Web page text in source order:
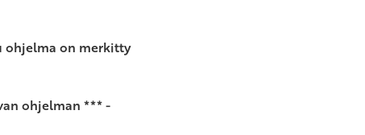
ohjelma on merkitty
ohjelman *** -